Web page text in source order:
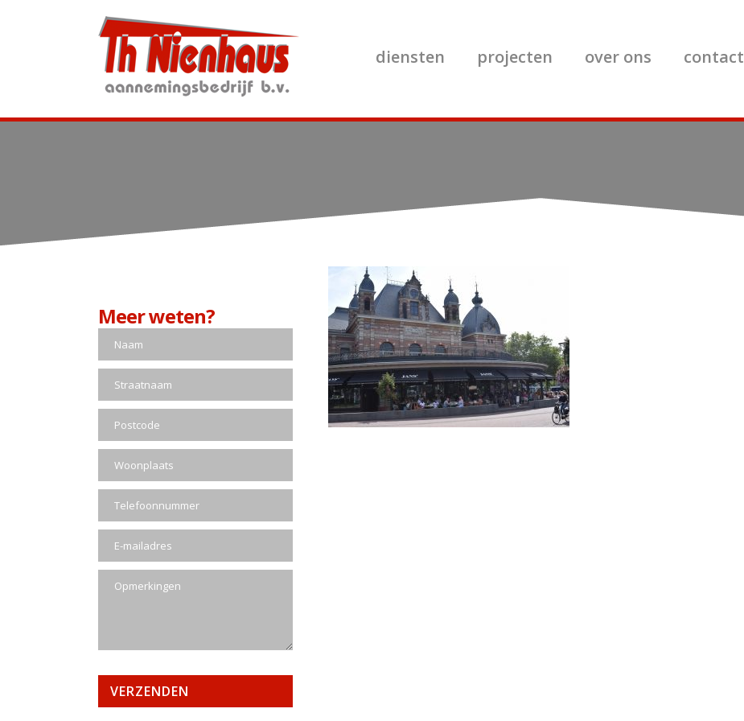
diensten projecten over ons contact
Meer weten?